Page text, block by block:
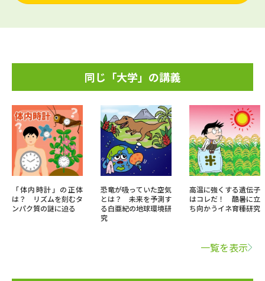
同じ「大学」の講義
「体内時計」の正体
は？ リズムを刻むタ
ンパク質の謎に迫る
恐竜が吸っていた空気
とは？ 未来を予測す
る白亜紀の地球環境研
究
高温に強くする遺伝子
はコレだ！ 酷暑に立
ち向かうイネ育種研究
一覧を表示